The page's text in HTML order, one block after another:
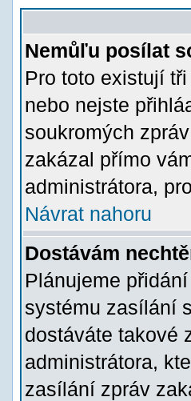
Nemůľu posílat
Pro toto existují
nebo nejste
soukromých
zakázal přímo
administrátora,
Návrat nahoru
Dostávám
Plánujeme
systému zasílání
dostáváte takové
administrátora,
zasílání zpráv